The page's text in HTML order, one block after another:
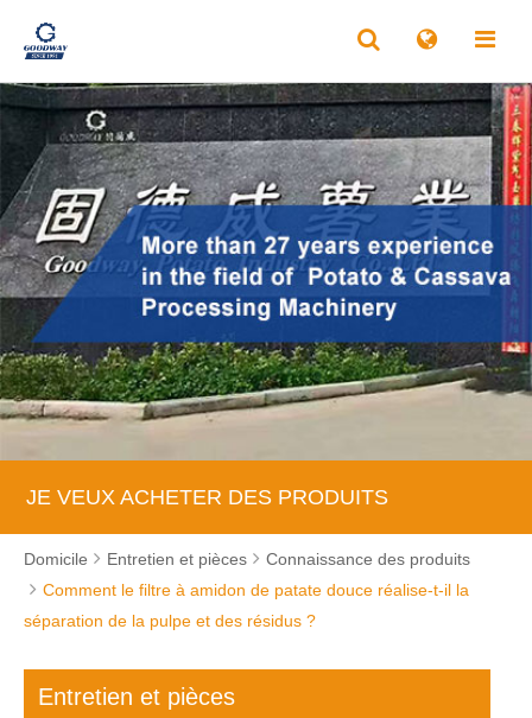
JE VEUX ACHETER DES PRODUITS
Domicile Entretien et pièces
Connaissance des produits
Comment le filtre à amidon de patate douce réalise-t-il la
séparation de la pulpe et des résidus ?
Entretien et pièces